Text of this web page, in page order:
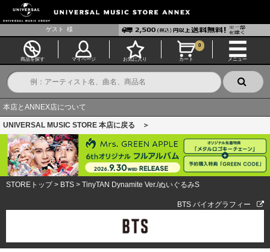
ゲスト 様
商品を探す マイページ お気に入り カート
0
メニュー
本店とANNEX店について
UNIVERSAL MUSIC STORE 本店に戻る ＞
STOREトップ> BTS > TinyTAN Dynamite Ver./ぬいぐるみS
BTS バイオグラフィー